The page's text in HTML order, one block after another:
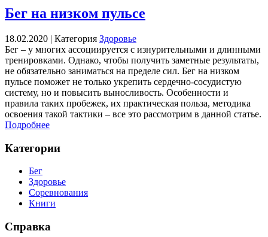
Бег на низком пульсе
18.02.2020 | Категория Здоровье
Бег – у многих ассоциируется с изнурительными и длинными
тренировками. Однако, чтобы получить заметные результаты,
не обязательно заниматься на пределе сил. Бег на низком
пульсе поможет не только укрепить сердечно-сосудистую
систему, но и повысить выносливость. Особенности и
правила таких пробежек, их практическая польза, методика
освоения такой тактики – все это рассмотрим в данной статье.
Подробнее
Категории
Бег
Здоровье
Соревнования
Книги
Справка